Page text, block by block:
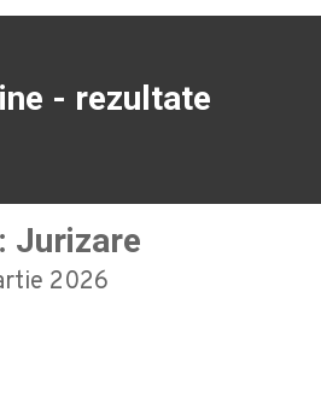
- rezultate
Jurizare
2026